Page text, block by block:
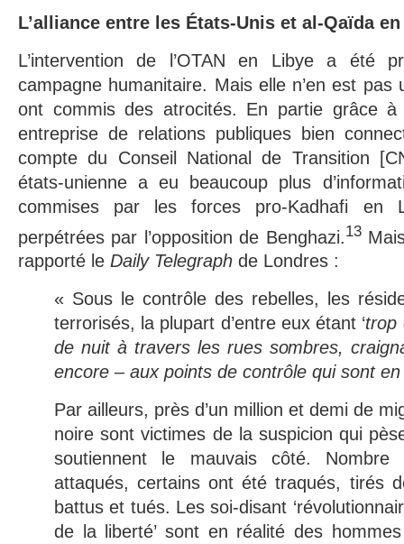
L’alliance entre les États-Unis et al-Qaïda
L’intervention de l’OTAN en Libye a été
campagne humanitaire. Mais elle n’en est
ont commis des atrocités. En partie grâce à
entreprise de relations publiques bien
compte du Conseil National de Transition
états-unienne a eu beaucoup plus
commises par les forces pro-Kadhafi en
perpétrées par l’opposition de Benghazi. 13
rapporté le Daily Telegraph de Londres :
« Sous le contrôle des rebelles, les
terrorisés, la plupart d’entre eux étant ‘trop
de nuit à travers les rues sombres,
encore – aux points de contrôle qui sont
Par ailleurs, près d’un million et demi de
noire sont victimes de la suspicion qui
soutiennent le mauvais côté.
attaqués, certains ont été traqués, tirés
battus et tués. Les soi-disant
de la liberté’ sont en réalité des